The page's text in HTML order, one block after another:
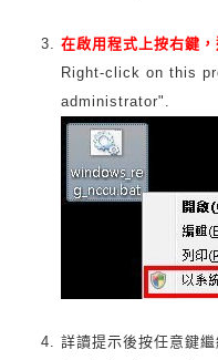
在啟用程式上按右鍵，
Right-click on this
administrator".
詳讀提示後按任意鍵繼